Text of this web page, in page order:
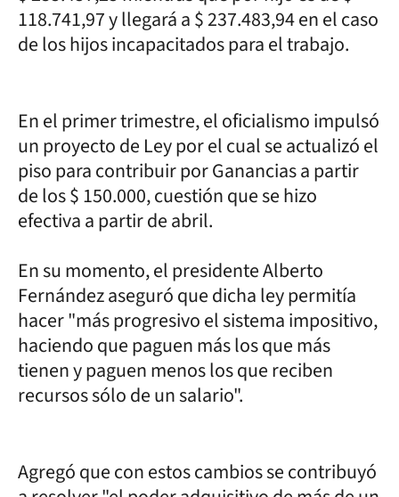
118.741,97 y llegará a $ 237.483,94 en el caso
de los hijos incapacitados para el trabajo.
En el primer trimestre, el oficialismo impulsó
un proyecto de Ley por el cual se actualizó el
piso para contribuir por Ganancias a partir
de los $ 150.000, cuestión que se hizo
efectiva a partir de abril.
En su momento, el presidente Alberto
Fernández aseguró que dicha ley permitía
hacer "más progresivo el sistema impositivo,
haciendo que paguen más los que más
tienen y paguen menos los que reciben
recursos sólo de un salario".
Agregó que con estos cambios se contribuyó